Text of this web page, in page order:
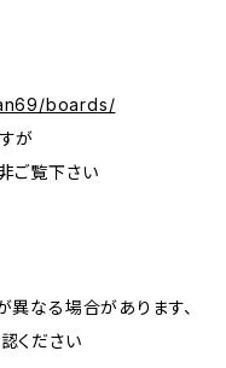
boards/
が
ご覧下さい
なる場合があります、
ください